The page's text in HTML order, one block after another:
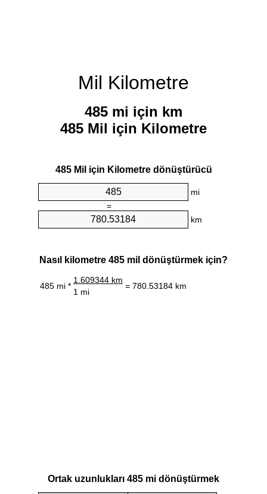
Mil Kilometre
485 mi için km
485 Mil için Kilometre
485 Mil için Kilometre dönüştürücü
mi
=
km
Nasıl kilometre 485 mil dönüştürmek için?
485 mi *
1.609344 km
= 780.53184 km
1 mi
Ortak uzunlukları 485 mi dönüştürmek